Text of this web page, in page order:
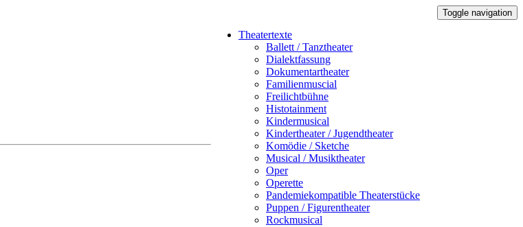
Toggle navigation
Theatertexte
Ballett / Tanztheater
Dialektfassung
Dokumentartheater
Familienmuscial
Freilichtbühne
Histotainment
Kindermusical
Kindertheater / Jugendtheater
Komödie / Sketche
Musical / Musiktheater
Oper
Operette
Pandemiekompatible Theaterstücke
Puppen / Figurentheater
Rockmusical